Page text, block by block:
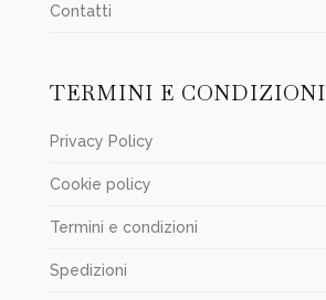
Contatti
TERMINI E CONDIZIONI
Privacy Policy
Cookie policy
Termini e condizioni
Spedizioni